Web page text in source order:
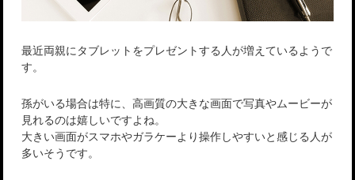
最近両親にタブレットをプレゼントする人が増えているようで
す。
孫がいる場合は特に、高画質の大きな画面で写真やムービーが
見れるのは嬉しいですよね。
大きい画面がスマホやガラケーより操作しやすいと感じる人が
多いそうです。